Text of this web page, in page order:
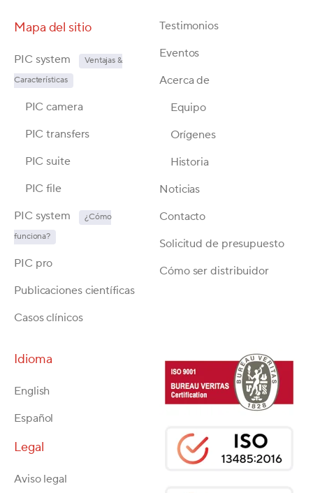
Mapa del sitio
PIC system
Ventajas &
Características
PIC camera
PIC transfers
PIC suite
PIC file
PIC system
¿Cómo
funciona?
PIC pro
Publicaciones científicas
Casos clínicos
Testimonios
Eventos
Acerca de
Equipo
Orígenes
Historia
Noticias
Contacto
Solicitud de presupuesto
Cómo ser distribuidor
Idioma
English
Español
Legal
Aviso legal